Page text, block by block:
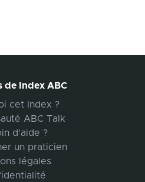
de Index ABC
cet Index ?
ABC Talk
d'aide ?
un praticien
légales